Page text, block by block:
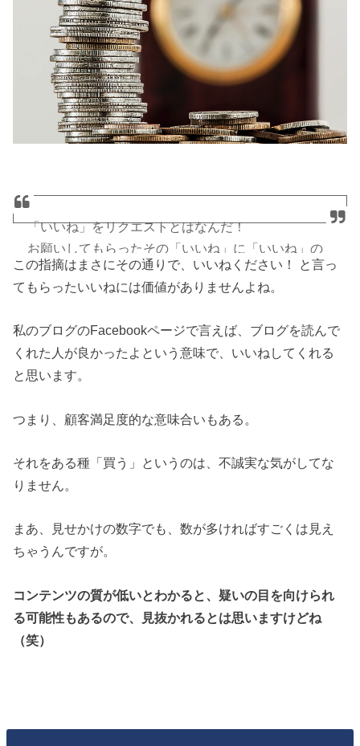
「いいね」をリクエストとはなんだ！
お願いしてもらったその「いいね」に「いいね」の
価値はあるのか！！
2017年4月11日
この指摘はまさにその通りで、いいねください！ と言っ
てもらったいいねには価値がありませんよね。
私のブログのFacebookページで言えば、ブログを読んで
くれた人が良かったよという意味で、いいねしてくれる
と思います。
つまり、顧客満足度的な意味合いもある。
それをある種「買う」というのは、不誠実な気がしてな
りません。
まあ、見せかけの数字でも、数が多ければすごくは見え
ちゃうんですが。
コンテンツの質が低いとわかると、疑いの目を向けられ
る可能性もあるので、見抜かれるとは思いますけどね
（笑）